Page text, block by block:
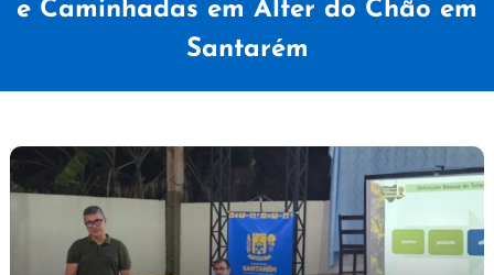
e Caminhadas em Alter do Chão em
Santarém